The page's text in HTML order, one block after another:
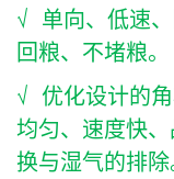
√ 单向、低速
回粮、不堵粮。
√ 优化设计的角
均匀、速度快
换与湿气的排除